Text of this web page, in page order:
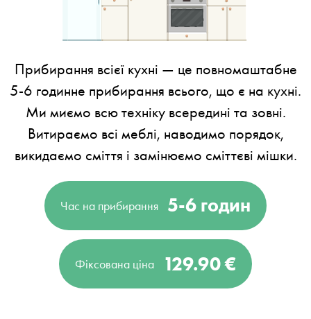
Прибирання всієї кухні — це повномаштабне
5-6 годинне прибирання всього, що є на кухні.
Ми миємо всю техніку всередині та зовні.
Витираємо всі меблі, наводимо порядок,
викидаємо сміття і замінюємо сміттєві мішки.
Час на прибирання 5-6 годин
Фіксована ціна 129.90 €